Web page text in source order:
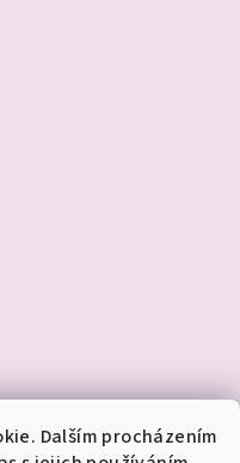
Dalším procházením